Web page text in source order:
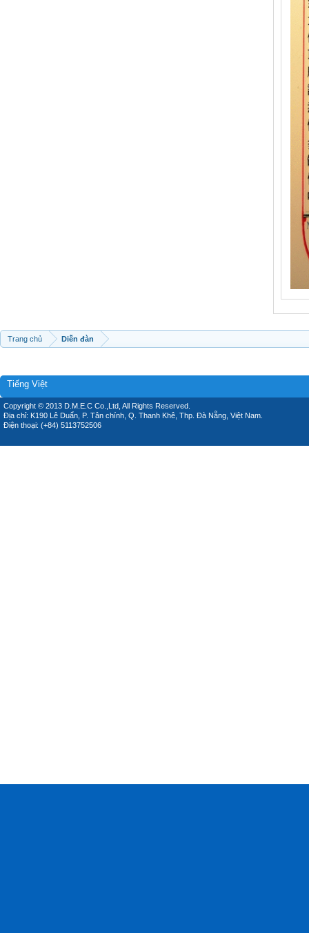
Trang chủ Diễn đàn
Tiếng Việt
Copyright © 2013 D.M.E.C Co.,Ltd, All Rights Reserved.
Địa chỉ: K190 Lê Duẩn, P. Tân chính, Q. Thanh Khê, Thp. Đà Nẵng, Việt Nam.
Điện thoại: (+84) 5113752506